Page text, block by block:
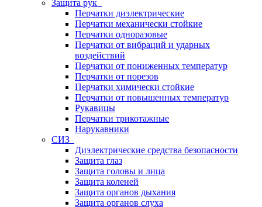
Защита рук
Перчатки диэлектрические
Перчатки механически стойкие
Перчатки одноразовые
Перчатки от вибраций и ударных
воздействий
Перчатки от пониженных температур
Перчатки от порезов
Перчатки химически стойкие
Перчатки от повышенных температур
Рукавицы
Перчатки трикотажные
Нарукавники
СИЗ
Диэлектрические средства безопасности
Защита глаз
Защита головы и лица
Защита коленей
Защита органов дыхания
Защита органов слуха